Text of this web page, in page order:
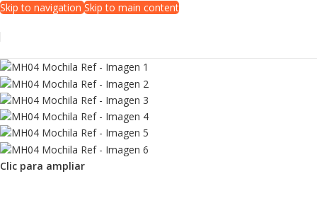
Skip to navigationSkip to main content
Clic para ampliar